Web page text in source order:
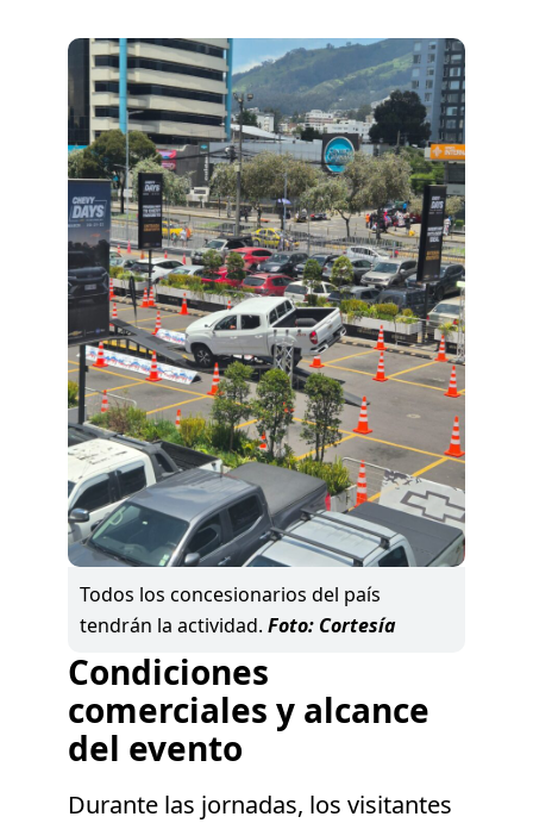
Todos los concesionarios del país
tendrán la actividad.Foto: Cortesía
Condiciones
comerciales y alcance
del evento
Durante las jornadas, los visitantes